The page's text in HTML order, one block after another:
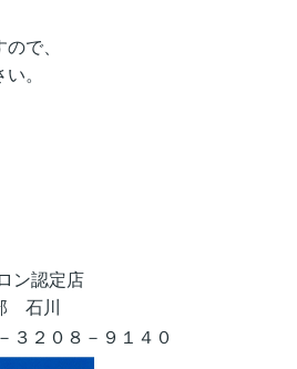
で、
。
ン認定店
石川
３２０８－９１４０